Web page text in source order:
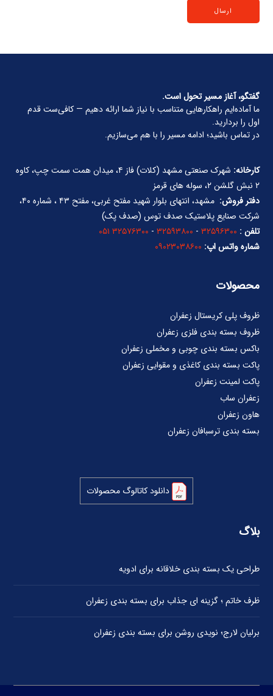
گفتگو، آغاز مسیر تحول است.
ما آماده‌ایم راهکارهایی متناسب با نیاز شما ارائه دهیم — کافی‌ست قدم
اول را بردارید.
در تماس باشید؛ ادامه مسیر را با هم می‌سازیم.
کارخانه:
شهرک صنعتی مشهد (کلات) فاز ۴، میدان همت سمت چپ، کاوه
۲ نبش گلشن ۲، سوله های قرمز
دفتر فروش:
مشهد، انتهای بلوار شهید مفتح غربی، مفتح ۴۳ ، شماره ۴۰،
شرکت صنایع پلاستیک صدف توس (صدف پک)
تلفن : ۳۲۵۹۶۳۰۰ - ۳۲۵۹۳۸۰۰ - ۳۲۵۷۶۳۰۰ ۰۵۱
شماره واتس اپ: ۰۹۰۲۳۰۳۸۶۰۰
محصولات
ظروف پلی کریستال زعفران
ظروف بسته بندی فلزی زعفران
باکس بسته بندی چوبی و مخملی زعفران
پاکت بسته بندی کاغذی و مقوایی زعفران
پاکت لمینت زعفران
زعفران ساب
هاون زعفران
بسته بندی ترسبافان زعفران
دانلود کاتالوگ محصولات
بلاگ
طراحی یک بسته بندی خلاقانه برای ادویه
ظرف خاتم ؛ گزینه ای جذاب برای بسته بندی زعفران
برلیان لارج؛ نویدی روشن برای بسته بندی زعفران